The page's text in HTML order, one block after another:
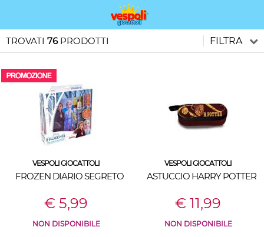
TROVATI 76PRODOTTI FILTRA
VESPOLI GIOCATTOLI
FROZEN DIARIO SEGRETO
€ 5,99
NON DISPONIBILE
VESPOLI GIOCATTOLI
ASTUCCIO HARRY POTTER
€ 11,99
NON DISPONIBILE